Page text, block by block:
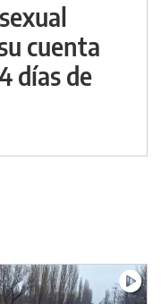
cuenta
días de